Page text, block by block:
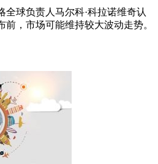
全球负责人马尔科·科拉诺维奇认
，市场可能维持较大波动走势。